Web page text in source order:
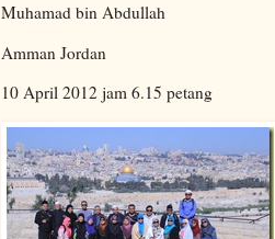
Muhamad bin Abdullah
Amman Jordan
10 April 2012 jam 6.15 petang